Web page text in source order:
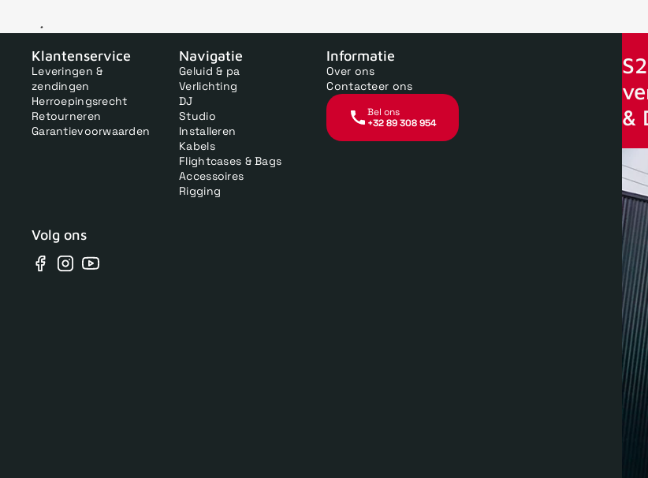
Voor 15uur besteld, zelfde dag verstuurd Echte winkel
Klantenservice
Leveringen &
zendingen
Herroepingsrecht
Retourneren
Garantievoorwaarden
Navigatie
Geluid & pa
Verlichting
DJ
Studio
Installeren
Kabels
Flightcases & Bags
Accessoires
Rigging
Informatie
Over ons
Contacteer ons
Bel ons
+32 89 308 954
Volg ons
Facebook
Instagram
YouTube
&